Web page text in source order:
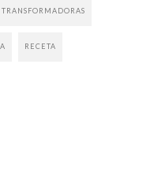
RECETA